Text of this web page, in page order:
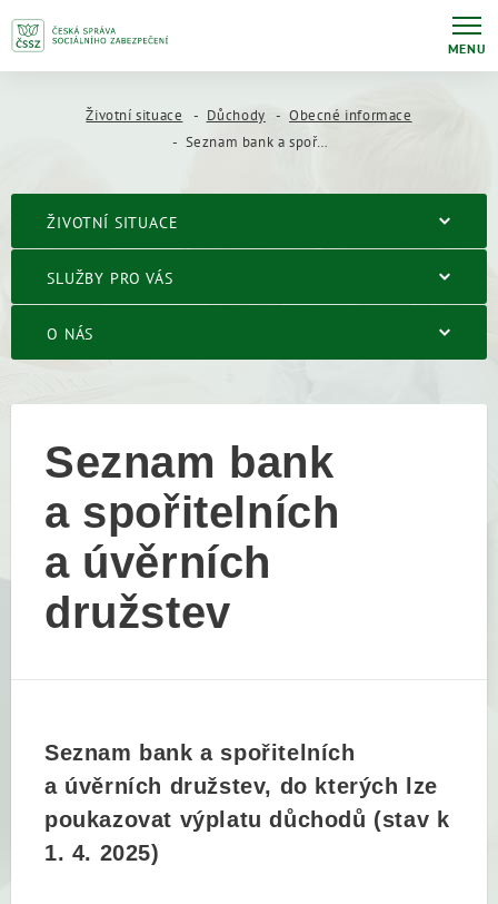
MENU
Životní situace Důchody
Obecné informace
Seznam bank a spořitelních a úvěrních družstev
ŽIVOTNÍ SITUACE
SLUŽBY PRO VÁS
O NÁS
Seznam bank
a spořitelních
a úvěrních
družstev
Seznam bank a spořitelních
a úvěrních družstev, do kterých lze
poukazovat výplatu důchodů (stav k
1. 4. 2025)